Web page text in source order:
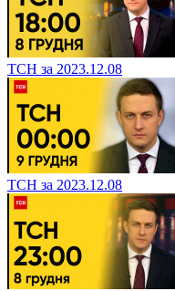
ТСН за 2023.12.08
ТСН за 2023.12.08